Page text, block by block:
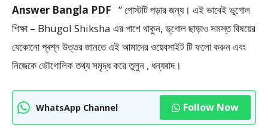
Answer Bangla PDF ” পােস্টটি পড়ার জন্য। এই ভাবেই ভূগোল
শিক্ষা – Bhugol Shiksha এর পাশে থাকুন, ভূগোল ছাড়াও সমস্ত বিষয়ের
যেকোনো প্ৰশ্ন উত্তর জানতে এই আমাদের ওয়েবসাইট টি ফলাে করুন এবং
নিজেকে ভৌগােলিক তথ্য সমৃদ্ধ করে তুলুন , ধন্যবাদ।
WhatsApp Channel Follow Now